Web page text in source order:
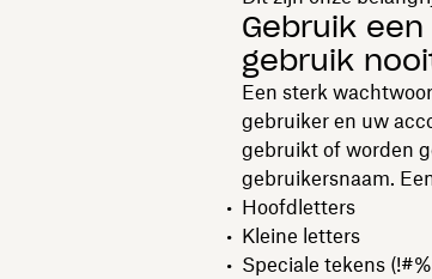
Gebruik
gebruik
Een sterk
gebruiker en uw
gebruikt of worden
gebruikersnaam.
Hoofdletters
Kleine letters
Speciale tekens